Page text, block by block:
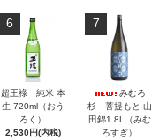
6
超王祿 純米 本
生 720ml（おう
ろく）
2,530円(内税)
7
みむろ
杉 菩提もと 山
田錦1.8L（みむ
ろすぎ）